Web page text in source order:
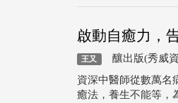
啟動自癒力，
王又 釀出版(秀威
資深中醫師從數萬名
癒法，養生不能等，